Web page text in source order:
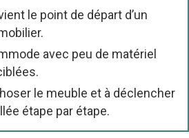
le point de départ d’un
avec peu de matériel
le meuble et à déclencher
étape par étape.